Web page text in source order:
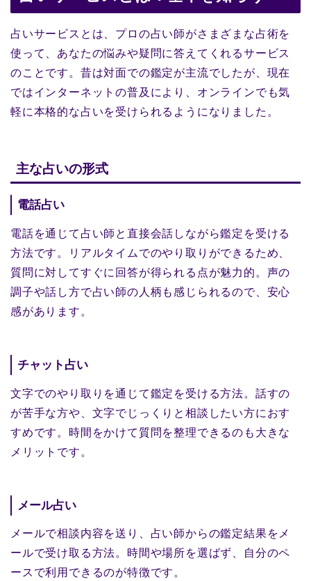
占いサービスとは、プロの占い師がさまざまな占術を
使って、あなたの悩みや疑問に答えてくれるサービス
のことです。昔は対面での鑑定が主流でしたが、現在
ではインターネットの普及により、オンラインでも気
軽に本格的な占いを受けられるようになりました。
主な占いの形式
電話占い
電話を通じて占い師と直接会話しながら鑑定を受ける
方法です。リアルタイムでのやり取りができるため、
質問に対してすぐに回答が得られる点が魅力的。声の
調子や話し方で占い師の人柄も感じられるので、安心
感があります。
チャット占い
文字でのやり取りを通じて鑑定を受ける方法。話すの
が苦手な方や、文字でじっくりと相談したい方におす
すめです。時間をかけて質問を整理できるのも大きな
メリットです。
メール占い
メールで相談内容を送り、占い師からの鑑定結果をメ
ールで受け取る方法。時間や場所を選ばず、自分のペ
ースで利用できるのが特徴です。